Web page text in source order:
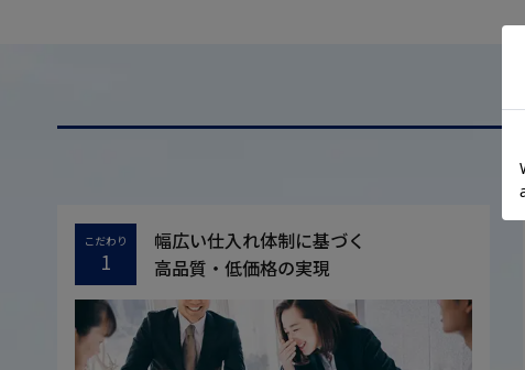
こだわり
1
幅広い仕入れ体制に基づく
高品質・低価格の実現